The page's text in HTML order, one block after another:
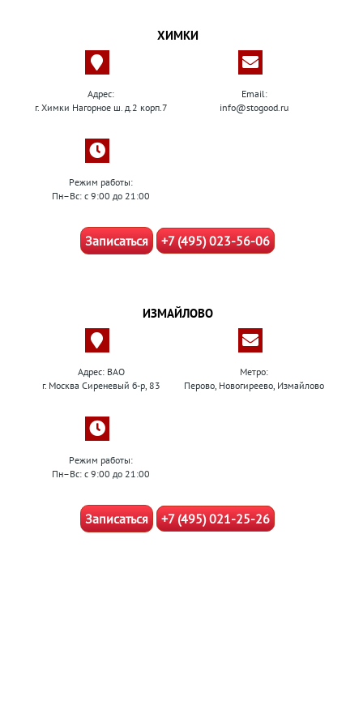
ХИМКИ
Адрес:
г. Химки Нагорное ш. д.2 корп.7
Email:
info@stogood.ru
Режим работы:
Пн–Вс: с 9:00 до 21:00
Записаться +7 (495) 023-56-06
ИЗМАЙЛОВО
Адрес: ВАО
г. Москва Сиреневый б-р, 83
Метро:
Перово, Новогиреево, Измайлово
Режим работы:
Пн–Вс: с 9:00 до 21:00
Записаться +7 (495) 021-25-26